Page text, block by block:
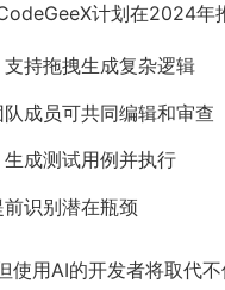
计划在2024年
持拖拽生成复杂逻辑
成员可共同编辑和审查
成测试用例并执行
识别潜在瓶颈
使用AI的开发者将取代